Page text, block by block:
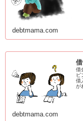
debtmama.com
借
ピ
借
が
debtmama.com